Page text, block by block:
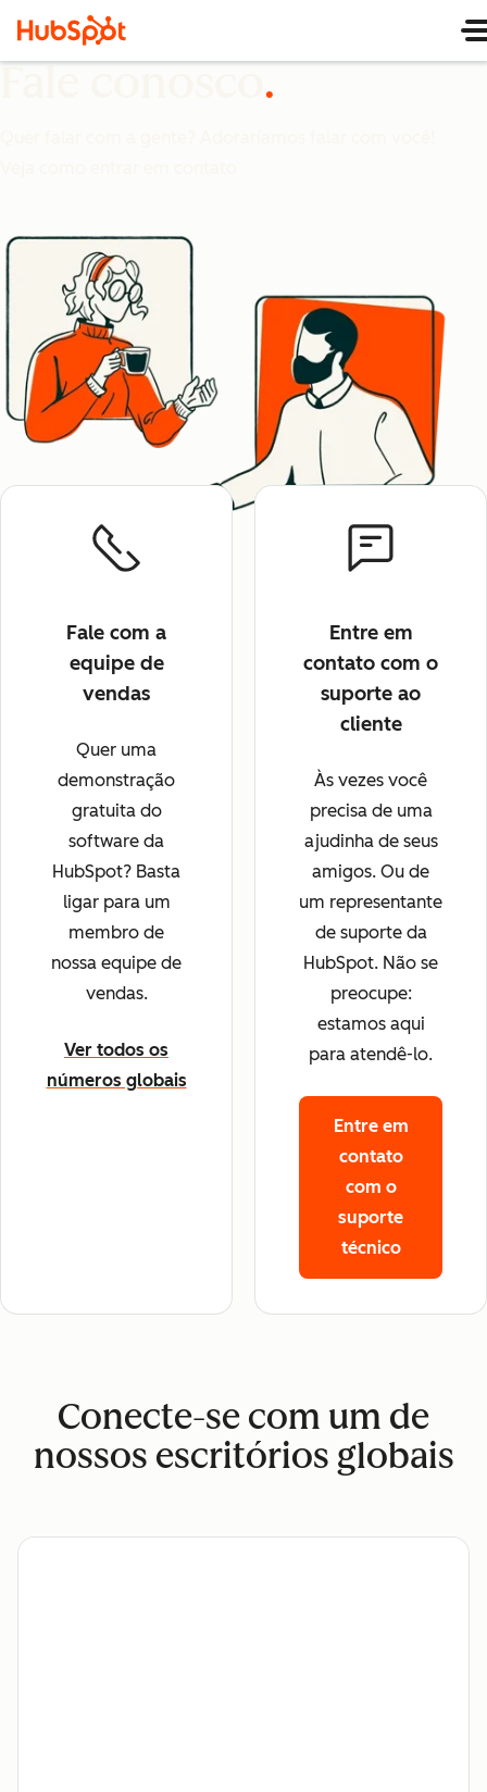
Fale com a
equipe de
vendas
Quer uma
demonstração
gratuita do
software da
HubSpot? Basta
ligar para um
membro de
nossa equipe de
vendas.
Ver todos os
números globais
Entre em
contato com o
suporte ao
cliente
Às vezes você
precisa de uma
ajudinha de seus
amigos. Ou de
um representante
de suporte da
HubSpot. Não se
preocupe:
estamos aqui
para atendê-lo.
Entre em
contato
com o
suporte
técnico
Conecte-se com um de
nossos escritórios globais